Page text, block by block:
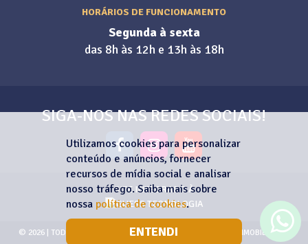
Utilizamos cookies para personalizar
conteúdo e anúncios, fornecer
recursos de mídia social e analisar
nosso tráfego. Saiba mais sobre
nossa política de cookies.
ENTENDI
HORÁRIOS DE FUNCIONAMENTO
Segunda à sexta
das 8h às 12h e 13h às 18h
SIGA-NOS NAS REDES SOCIAIS!
SITE INTEGRADO À
© 2026 | TODOS OS DIREITOS RESERVADOS | PINA NEGÓCIOS IMOBILIÁRIOS